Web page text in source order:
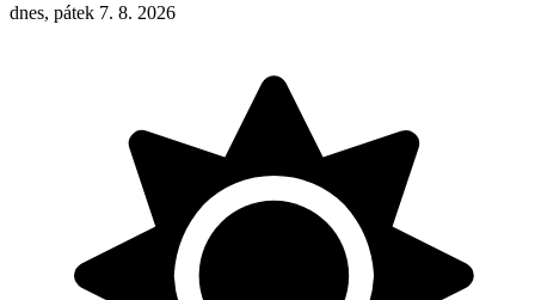
dnes, pátek 7. 8. 2026